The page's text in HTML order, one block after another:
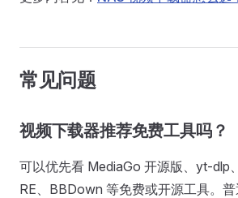
常见问题
视频下载器推荐免费工具吗？
可以优先看 MediaGo 开源版、yt-dlp
RE、BBDown 等免费或开源工具。